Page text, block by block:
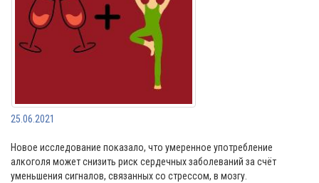
25.06.2021
Новое исследование показало, что умеренное употребление
алкоголя может снизить риск сердечных заболеваний за счёт
уменьшения сигналов, связанных со стрессом, в мозгу.